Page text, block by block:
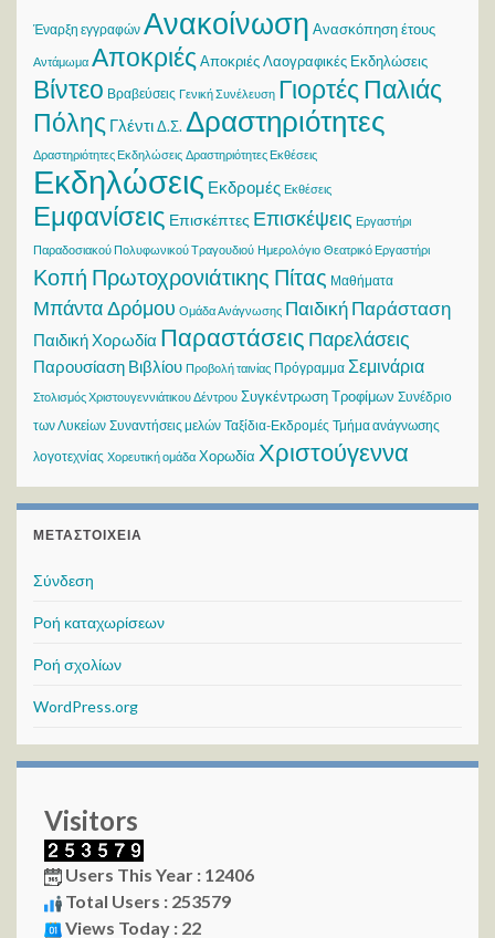
Έναρξη εγγραφών Ανακοίνωση Ανασκόπηση έτους
Αντάμωμα Αποκριές Αποκριές Λαογραφικές Εκδηλώσεις
Βίντεο Βραβεύσεις Γενική Συνέλευση Γιορτές Παλιάς
Πόλης ΓλέντιΔ.Σ. Δραστηριότητες
Δραστηριότητες Εκδηλώσεις Δραστηριότητες Εκθέσεις
Εκδηλώσεις Εκδρομές Εκθέσεις
Εμφανίσεις Επισκέπτες Επισκέψεις Εργαστήρι
Παραδοσιακού Πολυφωνικού Τραγουδιού Ημερολόγιο Θεατρικό Εργαστήρι
Κοπή Πρωτοχρονιάτικης Πίτας Μαθήματα
Μπάντα Δρόμου Ομάδα Ανάγνωσης Παιδική Παράσταση
Παιδική Χορωδία Παραστάσεις Παρελάσεις
Παρουσίαση Βιβλίου Προβολή ταινίας Πρόγραμμα Σεμινάρια
Στολισμός Χριστουγεννιάτικου Δέντρου Συγκέντρωση Τροφίμων Συνέδριο
των Λυκείων Συναντήσεις μελών Ταξίδια-Εκδρομές Τμήμα ανάγνωσης
λογοτεχνίας Χορευτική ομάδα Χορωδία Χριστούγεννα
ΜΕΤΑΣΤΟΙΧΕΊΑ
Σύνδεση
Ροή καταχωρίσεων
Ροή σχολίων
WordPress.org
Visitors
Users This Year : 12406
Total Users : 253579
Views Today : 22